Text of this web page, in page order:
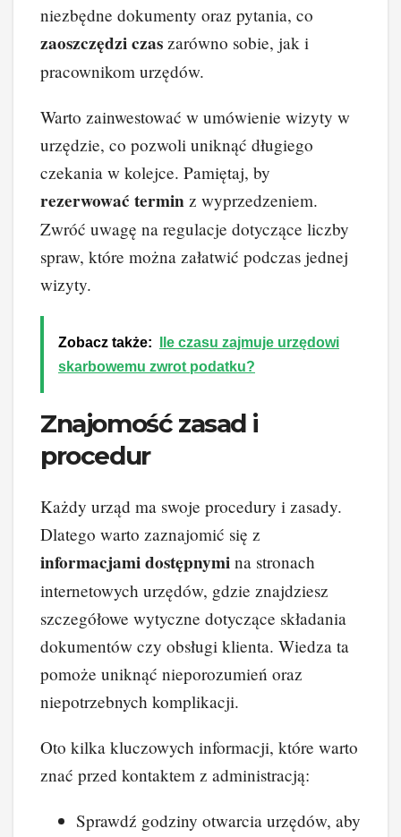
niezbędne dokumenty oraz pytania, co
zaoszczędzi czas zarówno sobie, jak i
pracownikom urzędów.
Warto zainwestować w umówienie wizyty w
urzędzie, co pozwoli uniknąć długiego
czekania w kolejce. Pamiętaj, by
rezerwować termin z wyprzedzeniem.
Zwróć uwagę na regulacje dotyczące liczby
spraw, które można załatwić podczas jednej
wizyty.
Zobacz także:
Ile czasu zajmuje urzędowi
skarbowemu zwrot podatku?
Znajomość zasad i
procedur
Każdy urząd ma swoje procedury i zasady.
Dlatego warto zaznajomić się z
informacjami dostępnymi na stronach
internetowych urzędów, gdzie znajdziesz
szczegółowe wytyczne dotyczące składania
dokumentów czy obsługi klienta. Wiedza ta
pomoże uniknąć nieporozumień oraz
niepotrzebnych komplikacji.
Oto kilka kluczowych informacji, które warto
znać przed kontaktem z administracją:
Sprawdź godziny otwarcia urzędów, aby